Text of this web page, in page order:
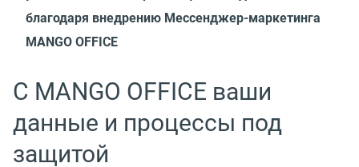
благодаря внедрению Мессенджер-маркетинга
MANGO OFFICE
С MANGO OFFICE ваши
данные и процессы под
защитой